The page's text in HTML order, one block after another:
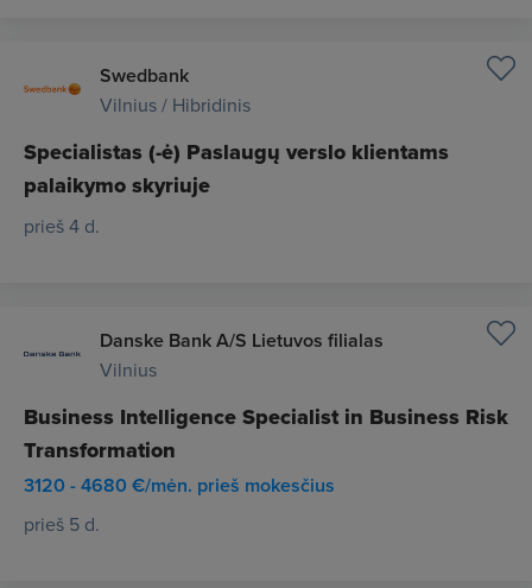
Swedbank
Vilnius / Hibridinis
Specialistas (-ė) Paslaugų verslo klientams
palaikymo skyriuje
prieš 4 d.
Danske Bank A/S Lietuvos filialas
Vilnius
Business Intelligence Specialist in Business Risk
Transformation
3120 - 4680 €/mėn. prieš mokesčius
prieš 5 d.